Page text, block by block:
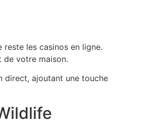
les casinos en ligne.
de votre maison.
direct, ajoutant une touche